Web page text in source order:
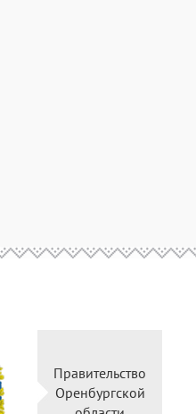
Правительство
Оренбургской